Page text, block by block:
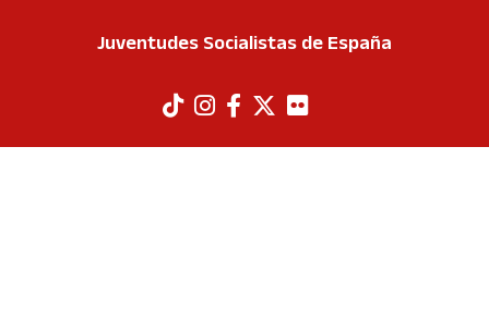
Juventudes Socialistas de España